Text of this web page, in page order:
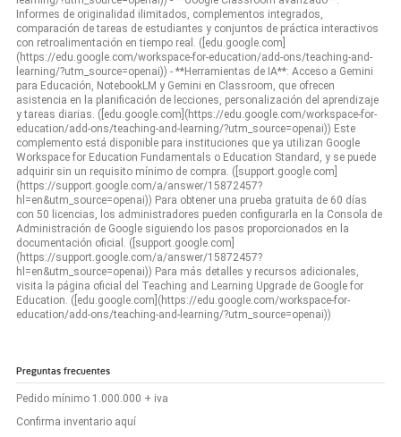
Informes de originalidad ilimitados, complementos integrados,
comparación de tareas de estudiantes y conjuntos de práctica interactivos
con retroalimentación en tiempo real. ([edu.google.com]
(https://edu.google.com/workspace-for-education/add-ons/teaching-and-
learning/?utm_source=openai)) - **Herramientas de IA**: Acceso a Gemini
para Educación, NotebookLM y Gemini en Classroom, que ofrecen
asistencia en la planificación de lecciones, personalización del aprendizaje
y tareas diarias. ([edu.google.com](https://edu.google.com/workspace-for-
education/add-ons/teaching-and-learning/?utm_source=openai)) Este
complemento está disponible para instituciones que ya utilizan Google
Workspace for Education Fundamentals o Education Standard, y se puede
adquirir sin un requisito mínimo de compra. ([support.google.com]
(https://support.google.com/a/answer/15872457?
hl=en&utm_source=openai)) Para obtener una prueba gratuita de 60 días
con 50 licencias, los administradores pueden configurarla en la Consola de
Administración de Google siguiendo los pasos proporcionados en la
documentación oficial. ([support.google.com]
(https://support.google.com/a/answer/15872457?
hl=en&utm_source=openai)) Para más detalles y recursos adicionales,
visita la página oficial del Teaching and Learning Upgrade de Google for
Education. ([edu.google.com](https://edu.google.com/workspace-for-
education/add-ons/teaching-and-learning/?utm_source=openai))
Preguntas frecuentes
Pedido mínimo 1.000.000 + iva
Confirma inventario aquí